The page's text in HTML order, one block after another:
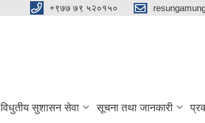
+९७७ ७९ ५२०१५०
विधुतीय सुशासन सेवा सूचना तथा जानकारी